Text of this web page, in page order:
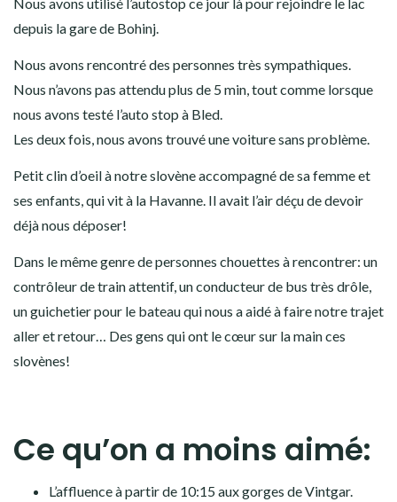
Nous avons utilisé l’autostop ce jour là pour rejoindre le lac
depuis la gare de Bohinj.
Nous avons rencontré des personnes très sympathiques.
Nous n’avons pas attendu plus de 5 min, tout comme lorsque
nous avons testé l’auto stop à Bled.
Les deux fois, nous avons trouvé une voiture sans problème.
Petit clin d’oeil à notre slovène accompagné de sa femme et
ses enfants, qui vit à la Havanne. Il avait l’air déçu de devoir
déjà nous déposer!
Dans le même genre de personnes chouettes à rencontrer: un
contrôleur de train attentif, un conducteur de bus très drôle,
un guichetier pour le bateau qui nous a aidé à faire notre trajet
aller et retour… Des gens qui ont le cœur sur la main ces
slovènes!
Ce qu’on a moins aimé:
L’affluence à partir de 10:15 aux gorges de Vintgar.